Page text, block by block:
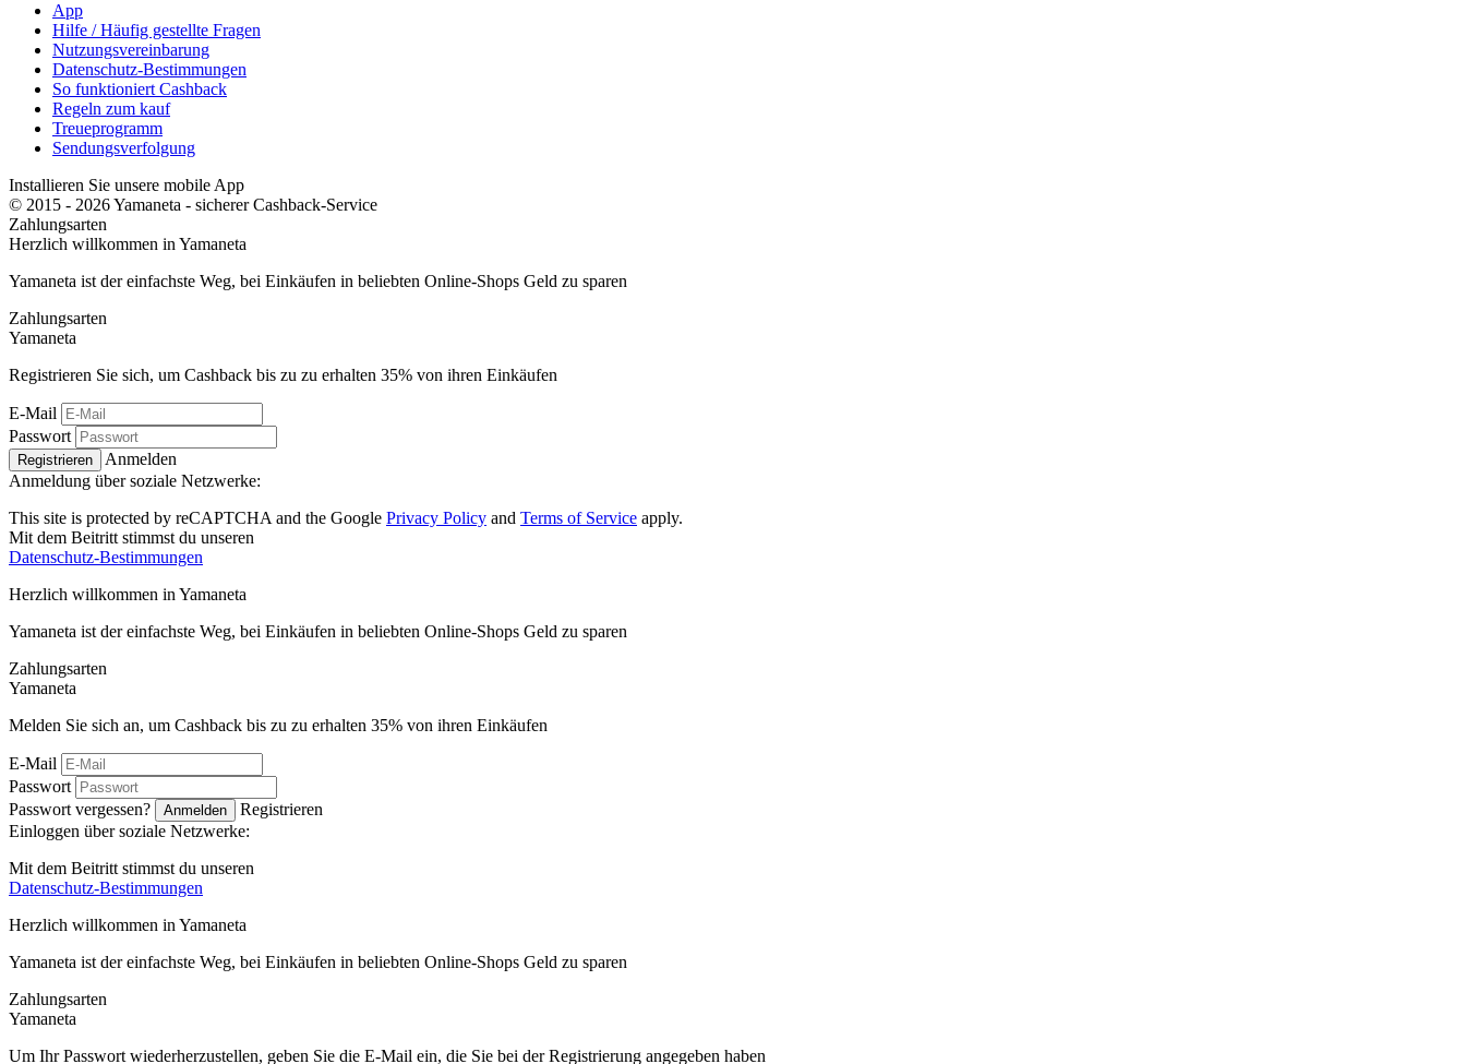
App
Hilfe / Häufig gestellte Fragen
Nutzungsvereinbarung
Datenschutz-Bestimmungen
So funktioniert Cashback
Regeln zum kauf
Treueprogramm
Sendungsverfolgung
Installieren Sie unsere mobile App
© 2015 - 2026 Yamaneta - sicherer Cashback-Service
Zahlungsarten
Herzlich willkommen in Yamaneta
Yamaneta ist der einfachste Weg, bei Einkäufen in beliebten Online-Shops Geld zu sparen
Zahlungsarten
Yamaneta
Registrieren Sie sich, um Cashback bis zu zu erhalten 35% von ihren Einkäufen
E-Mail
Passwort
Registrieren
Anmelden
Anmeldung über soziale Netzwerke:
This site is protected by reCAPTCHA and the Google Privacy Policy and Terms of Service apply.
Mit dem Beitritt stimmst du unseren
Datenschutz-Bestimmungen
Herzlich willkommen in Yamaneta
Yamaneta ist der einfachste Weg, bei Einkäufen in beliebten Online-Shops Geld zu sparen
Zahlungsarten
Yamaneta
Melden Sie sich an, um Cashback bis zu zu erhalten 35% von ihren Einkäufen
E-Mail
Passwort
Passwort vergessen?
Anmelden
Registrieren
Einloggen über soziale Netzwerke:
Mit dem Beitritt stimmst du unseren
Datenschutz-Bestimmungen
Herzlich willkommen in Yamaneta
Yamaneta ist der einfachste Weg, bei Einkäufen in beliebten Online-Shops Geld zu sparen
Zahlungsarten
Yamaneta
Um Ihr Passwort wiederherzustellen, geben Sie die E-Mail ein, die Sie bei der Registrierung angegeben haben